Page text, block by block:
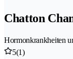
Chatton
Hormonkrankheiten
5(1)